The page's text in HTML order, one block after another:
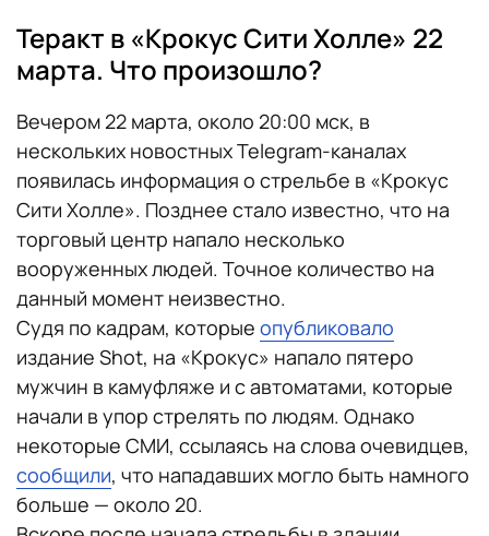
Теракт в «Крокус Сити Холле» 22
марта. Что произошло?
Вечером 22 марта, около 20:00 мск, в
нескольких новостных Telegram-каналах
появилась информация о стрельбе в «Крокус
Сити Холле». Позднее стало известно, что на
торговый центр напало несколько
вооруженных людей. Точное количество на
данный момент неизвестно.
Судя по кадрам, которые опубликовало
издание Shot, на «Крокус» напало пятеро
мужчин в камуфляже и с автоматами, которые
начали в упор стрелять по людям. Однако
некоторые СМИ, ссылаясь на слова очевидцев,
сообщили, что нападавших могло быть намного
больше — около 20.